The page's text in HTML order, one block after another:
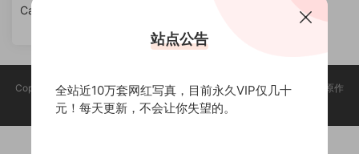
Cazi姬纪美女写真图集合集打
Copyright @ 2025 养眼集 版权声明:本站所有资源均收集于网络，版权归原作
者所有，如有侵权，请联系删除。
站点公告
全站近10万套网红写真，目前永久VIP仅几十
元！每天更新，不会让你失望的。